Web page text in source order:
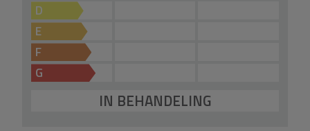
D
E
F
G
IN BEHANDELING